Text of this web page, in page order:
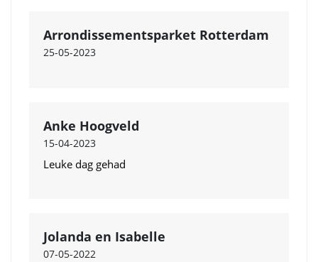
Arrondissementsparket Rotterdam
25-05-2023
Anke Hoogveld
15-04-2023
Leuke dag gehad
Jolanda en Isabelle
07-05-2022